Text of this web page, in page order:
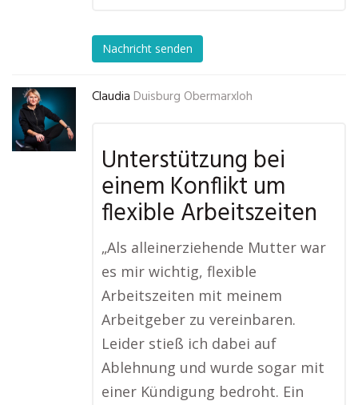
Nachricht senden
Claudia Duisburg Obermarxloh
Unterstützung bei
einem Konflikt um
flexible Arbeitszeiten
„Als alleinerziehende Mutter war
es mir wichtig, flexible
Arbeitszeiten mit meinem
Arbeitgeber zu vereinbaren.
Leider stieß ich dabei auf
Ablehnung und wurde sogar mit
einer Kündigung bedroht. Ein